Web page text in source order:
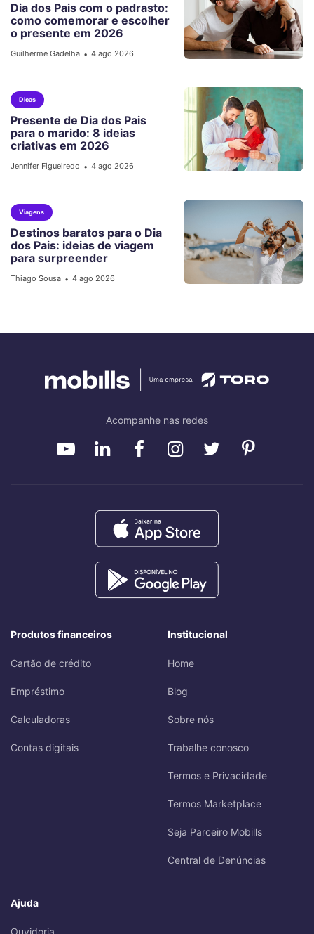
Dia dos Pais com o padrasto:
como comemorar e escolher
o presente em 2026
Guilherme Gadelha • 4 ago 2026
Dicas
Presente de Dia dos Pais
para o marido: 8 ideias
criativas em 2026
Jennifer Figueiredo • 4 ago 2026
Viagens
Destinos baratos para o Dia
dos Pais: ideias de viagem
para surpreender
Thiago Sousa • 4 ago 2026
Acompanhe nas redes
Produtos financeiros
Cartão de crédito
Empréstimo
Calculadoras
Contas digitais
Institucional
Home
Blog
Sobre nós
Trabalhe conosco
Termos e Privacidade
Termos Marketplace
Seja Parceiro Mobills
Central de Denúncias
Ajuda
Ouvidoria